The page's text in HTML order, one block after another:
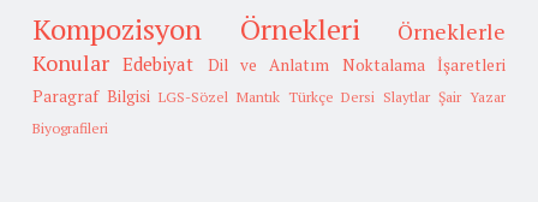
Kompozisyon Örnekleri
Örneklerle
Konular Edebiyat Dil ve Anlatım
Noktalama İşaretleri
Paragraf Bilgisi LGS-Sözel Mantık Türkçe Dersi Slaytlar Şair Yazar
Biyografileri